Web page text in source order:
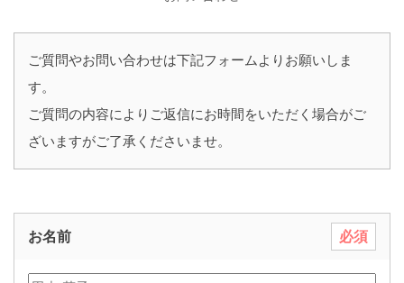
ご質問やお問い合わせは下記フォームよりお願いしま
す。
ご質問の内容によりご返信にお時間をいただく場合がご
ざいますがご了承くださいませ。
お名前 必須